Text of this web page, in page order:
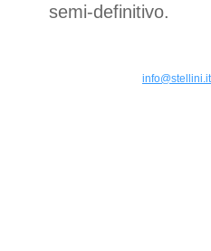
semi-definitivo.
info@stellini.it